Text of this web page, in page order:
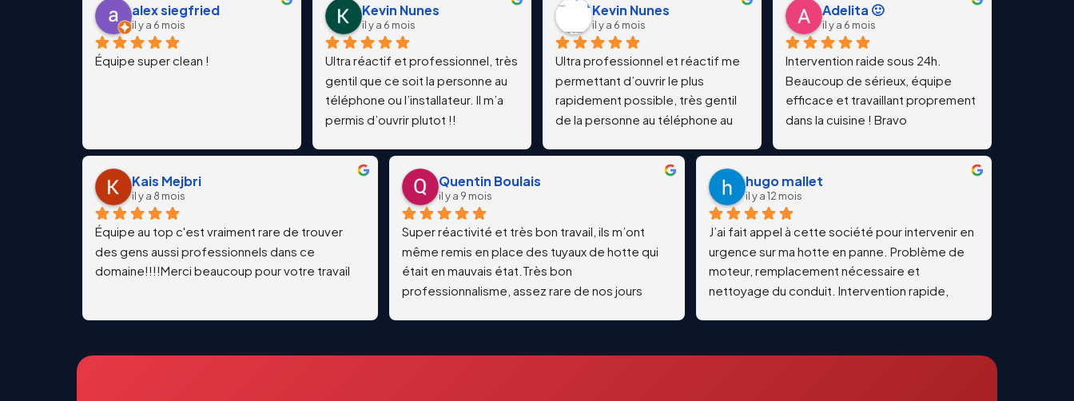
alex siegfried
il y a 6 mois
Équipe super clean !
Kevin Nunes
il y a 6 mois
Ultra réactif et professionnel, très
gentil que ce soit la personne au
téléphone ou l’installateur. Il m’a
permis d’ouvrir plutot !!
Kevin Nunes
il y a 6 mois
Ultra professionnel et réactif me
permettant d’ouvrir le plus
rapidement possible, très gentil
de la personne au téléphone au
Adelita 🙂
il y a 6 mois
Intervention raide sous 24h.
Beaucoup de sérieux, équipe
efficace et travaillant proprement
dans la cuisine ! Bravo
Kais Mejbri
il y a 8 mois
Équipe au top c'est vraiment rare de trouver
des gens aussi professionnels dans ce
domaine!!!!Merci beaucoup pour votre travail
Quentin Boulais
il y a 9 mois
Super réactivité et très bon travail, ils m’ont
même remis en place des tuyaux de hotte qui
était en mauvais état.Très bon
professionnalisme, assez rare de nos jours
hugo mallet
il y a 12 mois
J’ai fait appel à cette société pour intervenir en
urgence sur ma hotte en panne. Problème de
moteur, remplacement nécessaire et
nettoyage du conduit. Intervention rapide,